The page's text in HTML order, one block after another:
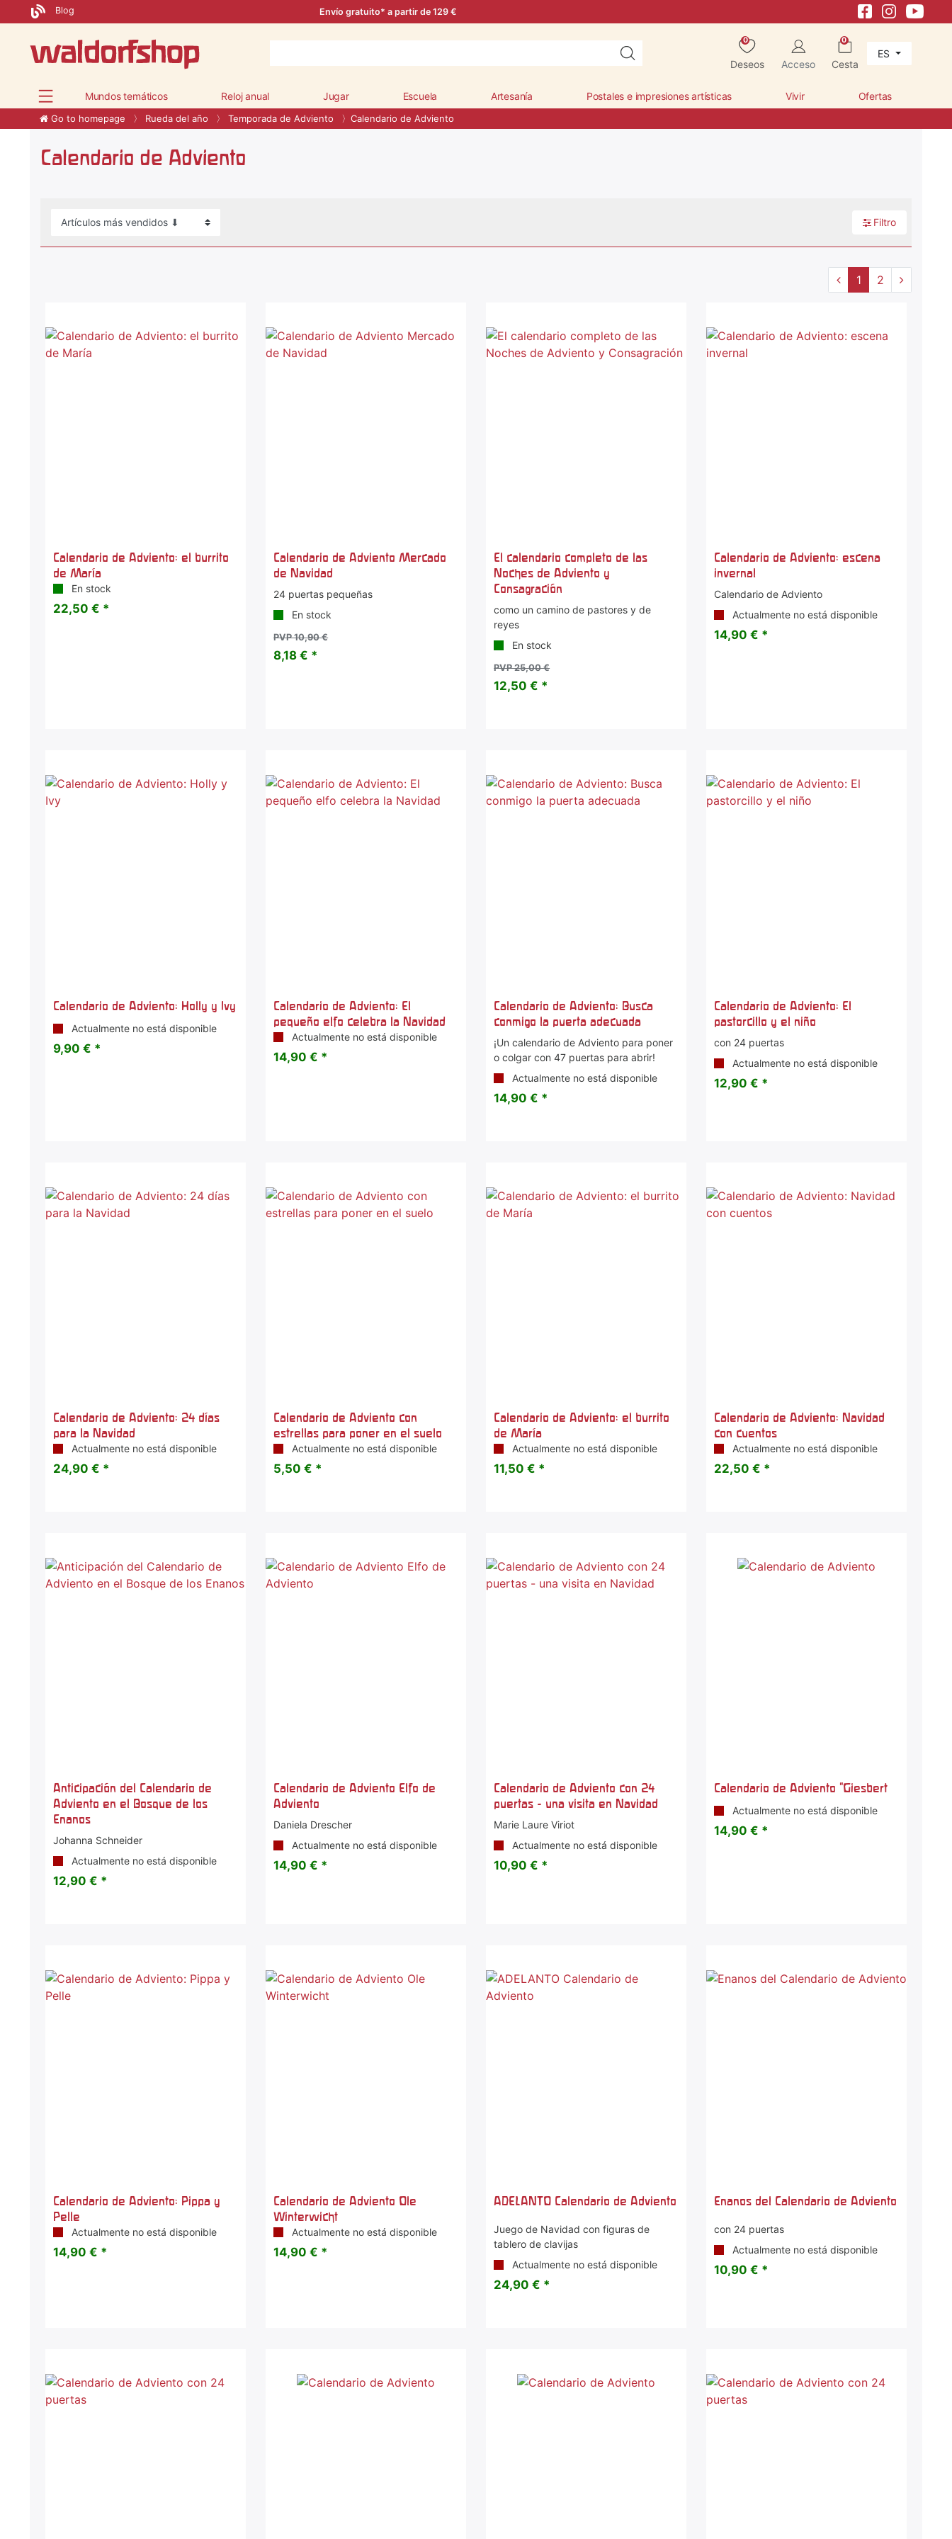
Blog Envío gratuito* a partir de 129 €
0
Deseos Acceso
0
Cesta
ES
Mundos temáticos Reloj anual Jugar Escuela Artesanía Postales e impresiones artísticas Vivir Ofertas
Go to homepage Rueda del año Temporada de Adviento Calendario de Adviento
Calendario de Adviento
Filtro
1 2
Calendario de Adviento: el burrito
de María
En stock
22,50 € *
Calendario de Adviento Mercado
de Navidad
24 puertas pequeñas
En stock
PVP 10,90 €
8,18 € *
El calendario completo de las
Noches de Adviento y
Consagración
como un camino de pastores y de
reyes
En stock
PVP 25,00 €
12,50 € *
Calendario de Adviento: escena
invernal
Calendario de Adviento
Actualmente no está disponible
14,90 € *
Calendario de Adviento: Holly y Ivy
Actualmente no está disponible
9,90 € *
Calendario de Adviento: El
pequeño elfo celebra la Navidad
Actualmente no está disponible
14,90 € *
Calendario de Adviento: Busca
conmigo la puerta adecuada
¡Un calendario de Adviento para poner
o colgar con 47 puertas para abrir!
Actualmente no está disponible
14,90 € *
Calendario de Adviento: El
pastorcillo y el niño
con 24 puertas
Actualmente no está disponible
12,90 € *
Calendario de Adviento: 24 días
para la Navidad
Actualmente no está disponible
24,90 € *
Calendario de Adviento con
estrellas para poner en el suelo
Actualmente no está disponible
5,50 € *
Calendario de Adviento: el burrito
de María
Actualmente no está disponible
11,50 € *
Calendario de Adviento: Navidad
con cuentos
Actualmente no está disponible
22,50 € *
Anticipación del Calendario de
Adviento en el Bosque de los
Enanos
Johanna Schneider
Actualmente no está disponible
12,90 € *
Calendario de Adviento Elfo de
Adviento
Daniela Drescher
Actualmente no está disponible
14,90 € *
Calendario de Adviento con 24
puertas - una visita en Navidad
Marie Laure Viriot
Actualmente no está disponible
10,90 € *
Calendario de Adviento "Giesbert
Actualmente no está disponible
14,90 € *
Calendario de Adviento: Pippa y
Pelle
Actualmente no está disponible
14,90 € *
Calendario de Adviento Ole
Winterwicht
Actualmente no está disponible
14,90 € *
ADELANTO Calendario de Adviento
Juego de Navidad con figuras de
tablero de clavijas
Actualmente no está disponible
24,90 € *
Enanos del Calendario de Adviento
con 24 puertas
Actualmente no está disponible
10,90 € *